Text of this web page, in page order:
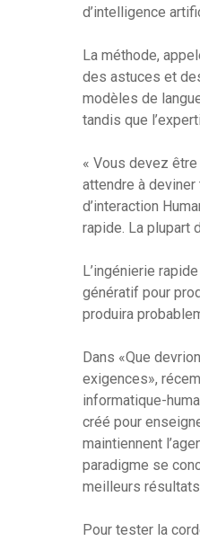
d’intelligence
La méthode,
des astuces et
modèles de
tandis que
« Vous devez
attendre à
d’interaction
rapide. La plupart
L’ingénierie
génératif pour
produira
Dans «Que
exigences»,
informatique-
créé pour
maintiennent
paradigme se
meilleurs
Pour tester la